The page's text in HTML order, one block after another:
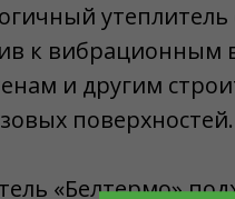
к вибрационным
и другим
поверхностей.
«Белтермо»